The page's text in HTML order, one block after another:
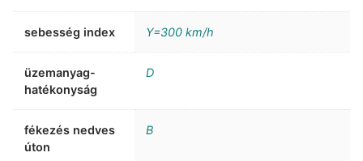
sebesség index Y=300 km/h
üzemanyag-
hatékonyság
D
fékezés nedves
úton
B